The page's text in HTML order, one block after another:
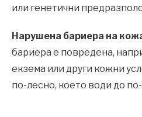
или генетични
Нарушена бариера на
бариера е повредена,
екзема или други кожни
по-лесно, което води до